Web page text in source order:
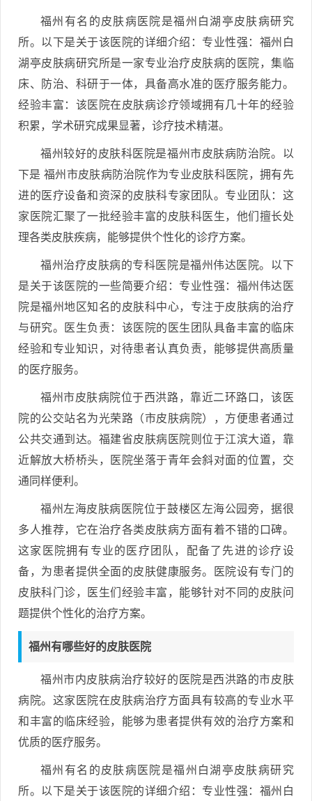
福州有名的皮肤病医院是福州白湖亭皮肤病研究
所。以下是关于该医院的详细介绍：专业性强：福州白
湖亭皮肤病研究所是一家专业治疗皮肤病的医院，集临
床、防治、科研于一体，具备高水准的医疗服务能力。
经验丰富：该医院在皮肤病诊疗领域拥有几十年的经验
积累，学术研究成果显著，诊疗技术精湛。
福州较好的皮肤科医院是福州市皮肤病防治院。以
下是 福州市皮肤病防治院作为专业皮肤科医院，拥有先
进的医疗设备和资深的皮肤科专家团队。专业团队：这
家医院汇聚了一批经验丰富的皮肤科医生，他们擅长处
理各类皮肤疾病，能够提供个性化的诊疗方案。
福州治疗皮肤病的专科医院是福州伟达医院。以下
是关于该医院的一些简要介绍：专业性强：福州伟达医
院是福州地区知名的皮肤科中心，专注于皮肤病的治疗
与研究。医生负责：该医院的医生团队具备丰富的临床
经验和专业知识，对待患者认真负责，能够提供高质量
的医疗服务。
福州市皮肤病院位于西洪路，靠近二环路口，该医
院的公交站名为光荣路（市皮肤病院），方便患者通过
公共交通到达。福建省皮肤病医院则位于江滨大道，靠
近解放大桥桥头，医院坐落于青年会斜对面的位置，交
通同样便利。
福州左海皮肤病医院位于鼓楼区左海公园旁，据很
多人推荐，它在治疗各类皮肤病方面有着不错的口碑。
这家医院拥有专业的医疗团队，配备了先进的诊疗设
备，为患者提供全面的皮肤健康服务。医院设有专门的
皮肤科门诊，医生们经验丰富，能够针对不同的皮肤问
题提供个性化的治疗方案。
福州有哪些好的皮肤医院
福州市内皮肤病治疗较好的医院是西洪路的市皮肤
病院。这家医院在皮肤病治疗方面具有较高的专业水平
和丰富的临床经验，能够为患者提供有效的治疗方案和
优质的医疗服务。
福州有名的皮肤病医院是福州白湖亭皮肤病研究
所。以下是关于该医院的详细介绍：专业性强：福州白